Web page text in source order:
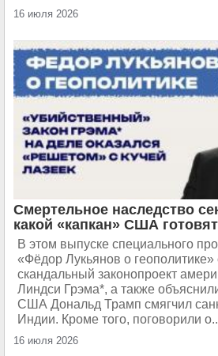
16 июля 2026
Смертельное наследство
какой «капкан» США
В этом выпуске специального
«Фёдор Лукьянов о геополитике»
скандальный законопроект
Линдси Грэма*, а также
США Дональд Трамп смягчил
Индии. Кроме того, поговорили
16 июля 2026